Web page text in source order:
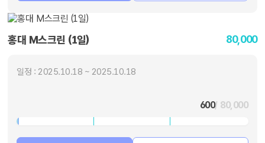
홍대 M스크린 (1일) 80,000
일정 : 2025.10.18 ~ 2025.10.18
600/ 80,000